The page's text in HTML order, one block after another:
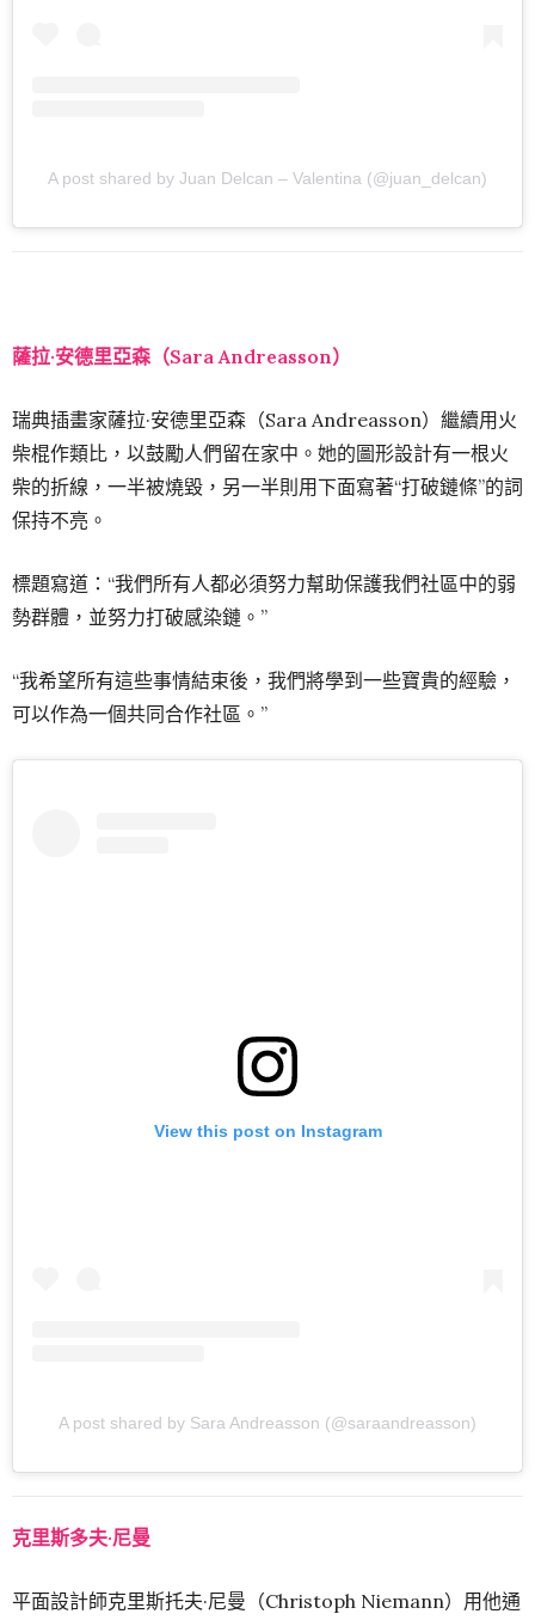
A post shared by Juan Delcan – Valentina (@juan_delcan)
薩拉·安德里亞森（Sara Andreasson）
瑞典插畫家薩拉·安德里亞森（Sara Andreasson）繼續用火
柴棍作類比，以鼓勵人們留在家中。她的圖形設計有一根火
柴的折線，一半被燒毀，另一半則用下面寫著“打破鏈條”的詞
保持不亮。
標題寫道：“我們所有人都必須努力幫助保護我們社區中的弱
勢群體，並努力打破感染鏈。”
“我希望所有這些事情結束後，我們將學到一些寶貴的經驗，
可以作為一個共同合作社區。”
View this post on Instagram
A post shared by Sara Andreasson (@saraandreasson)
克里斯多夫·尼曼
平面設計師克里斯托夫·尼曼（Christoph Niemann）用他通